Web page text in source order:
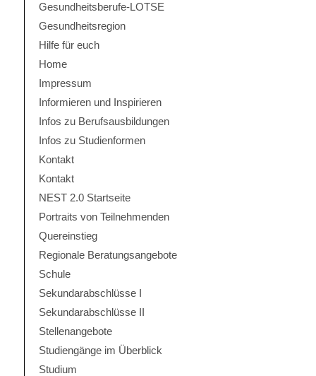
Gesundheitsberufe-LOTSE
Gesundheitsregion
Hilfe für euch
Home
Impressum
Informieren und Inspirieren
Infos zu Berufsausbildungen
Infos zu Studienformen
Kontakt
Kontakt
NEST 2.0 Startseite
Portraits von Teilnehmenden
Quereinstieg
Regionale Beratungsangebote
Schule
Sekundarabschlüsse I
Sekundarabschlüsse II
Stellenangebote
Studiengänge im Überblick
Studium